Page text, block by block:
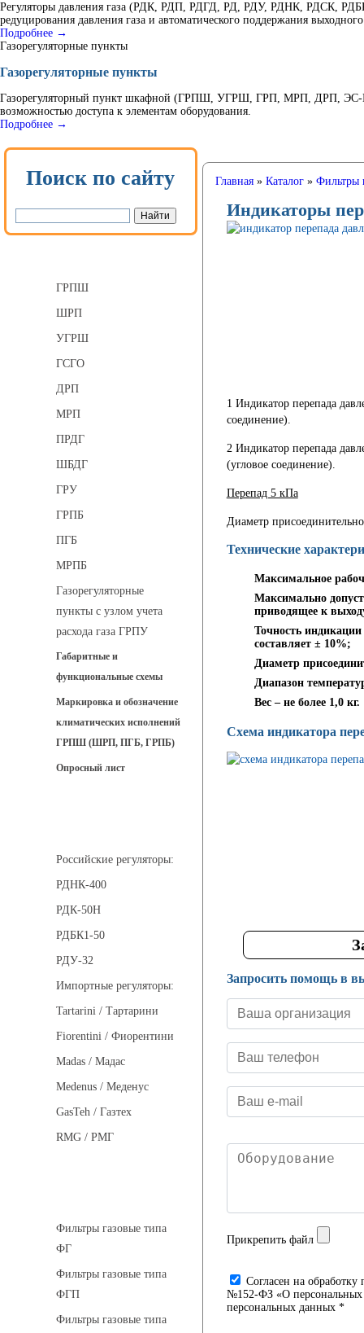
Регуляторы давления газа (РДК, РДП, РДГД, РД, РДУ, РДНК, РДСК,
редуцирования давления газа и автоматического поддержания
Подробнее →
Газорегуляторные пункты
Газорегуляторные пункты
Газорегуляторный пункт шкафной (ГРПШ, УГРШ, ГРП, МРП, ДРП, ЭС-
возможностью доступа к элементам оборудования.
Подробнее →
Поиск по сайту
ГРПШ
ШРП
УГРШ
ГСГО
ДРП
МРП
ПРДГ
ШБДГ
ГРУ
ГРПБ
ПГБ
МРПБ
Газорегуляторные
пункты с узлом учета
расхода газа ГРПУ
Габаритные и
функциональные схемы
Маркировка и обозначение
климатических исполнений
ГРПШ (ШРП, ПГБ, ГРПБ)
Опросный лист
Российские регуляторы:
РДНК-400
РДК-50Н
РДБК1-50
РДУ-32
Импортные регуляторы:
Tartarini / Тартарини
Fiorentini / Фиорентини
Madas / Мадас
Medenus / Меденус
GasTeh / Газтех
RMG / РМГ
Фильтры газовые типа
ФГ
Фильтры газовые типа
ФГП
Фильтры газовые типа
Главная» Каталог» Фильтры
Индикаторы
1 Индикатор перепада
соединение).
2 Индикатор перепада
(угловое соединение).
Перепад 5 кПа
Диаметр
Технические
Максимальное
Максимально
приводящее к
Точность
составляет ± 10%;
Диаметр
Диапазон
Вес – не более 1,0 кг.
Схема индикатора
Запросить помощь в
Прикрепить файл
Cогласен на
№152-ФЗ «О персональных
персональных данных *